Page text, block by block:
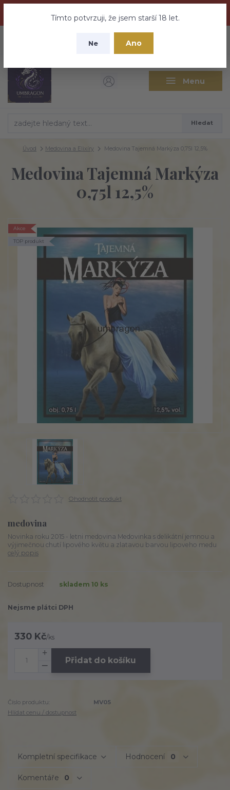
nebuďte vyděšeni zde najdete vše a ještě mnohem víc
Tímto potvrzuji, že jsem starší 18 let.
Ne Ano
Menu
CZK
Hledat
Úvod Medovina a Elixíry Medovina Tajemná Markýza 0,75l 12,5%
Medovina Tajemná Markýza
0,75l 12,5%
Akce
TOP produkt
Ohodnotit produkt
medovina
Novinka roku 2015 - letni medovina Medovinka s delikátní jemnou a
výjimečnou chutí lipového květu a zlatavou barvou lipoveho medu
celý popis
Dostupnost skladem 10 ks
Nejsme plátci DPH
330 Kč/ks
Přidat do košíku
Číslo produktu:
MV05
Hlídat cenu / dostupnost
Kompletní specifikace Hodnocení 0
Komentáře 0